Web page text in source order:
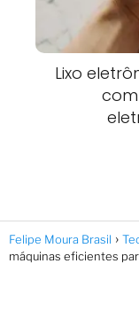
Lixo
Felipe Moura Brasil
máquinas eficientes